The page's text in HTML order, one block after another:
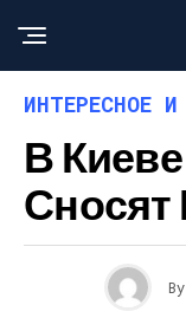
ИНТЕРЕСНОЕ
В
By